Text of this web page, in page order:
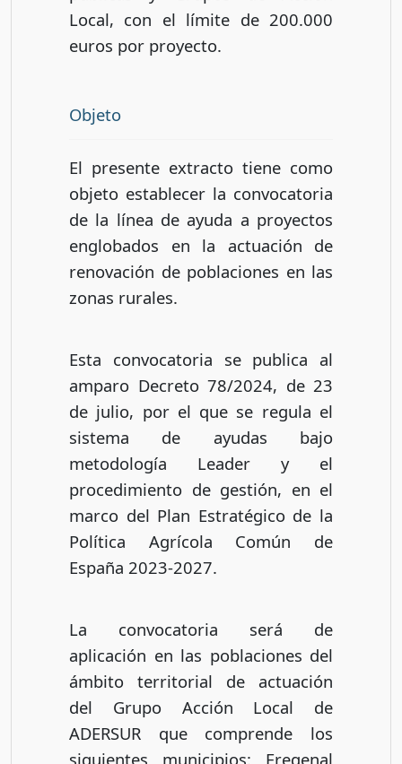
Local, con el límite de 200.000
euros por proyecto.
Objeto
El presente extracto tiene como
objeto establecer la convocatoria
de la línea de ayuda a proyectos
englobados en la actuación de
renovación de poblaciones en las
zonas rurales.
Esta convocatoria se publica al
amparo Decreto 78/2024, de 23
de julio, por el que se regula el
sistema de ayudas bajo
metodología Leader y el
procedimiento de gestión, en el
marco del Plan Estratégico de la
Política Agrícola Común de
España 2023-2027.
La convocatoria será de
aplicación en las poblaciones del
ámbito territorial de actuación
del Grupo Acción Local de
ADERSUR que comprende los
siguientes municipios: Fregenal